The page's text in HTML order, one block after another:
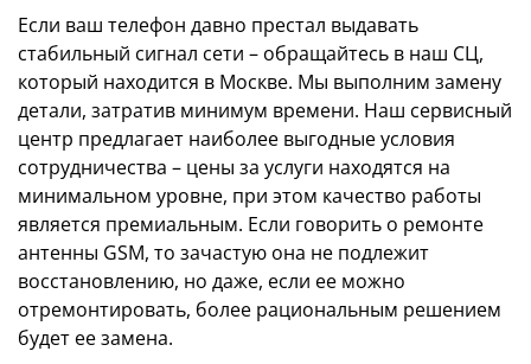
Если ваш телефон давно престал выдавать
стабильный сигнал сети – обращайтесь в наш СЦ,
который находится в Москве. Мы выполним замену
детали, затратив минимум времени. Наш сервисный
центр предлагает наиболее выгодные условия
сотрудничества – цены за услуги находятся на
минимальном уровне, при этом качество работы
является премиальным. Если говорить о ремонте
антенны GSM, то зачастую она не подлежит
восстановлению, но даже, если ее можно
отремонтировать, более рациональным решением
будет ее замена.